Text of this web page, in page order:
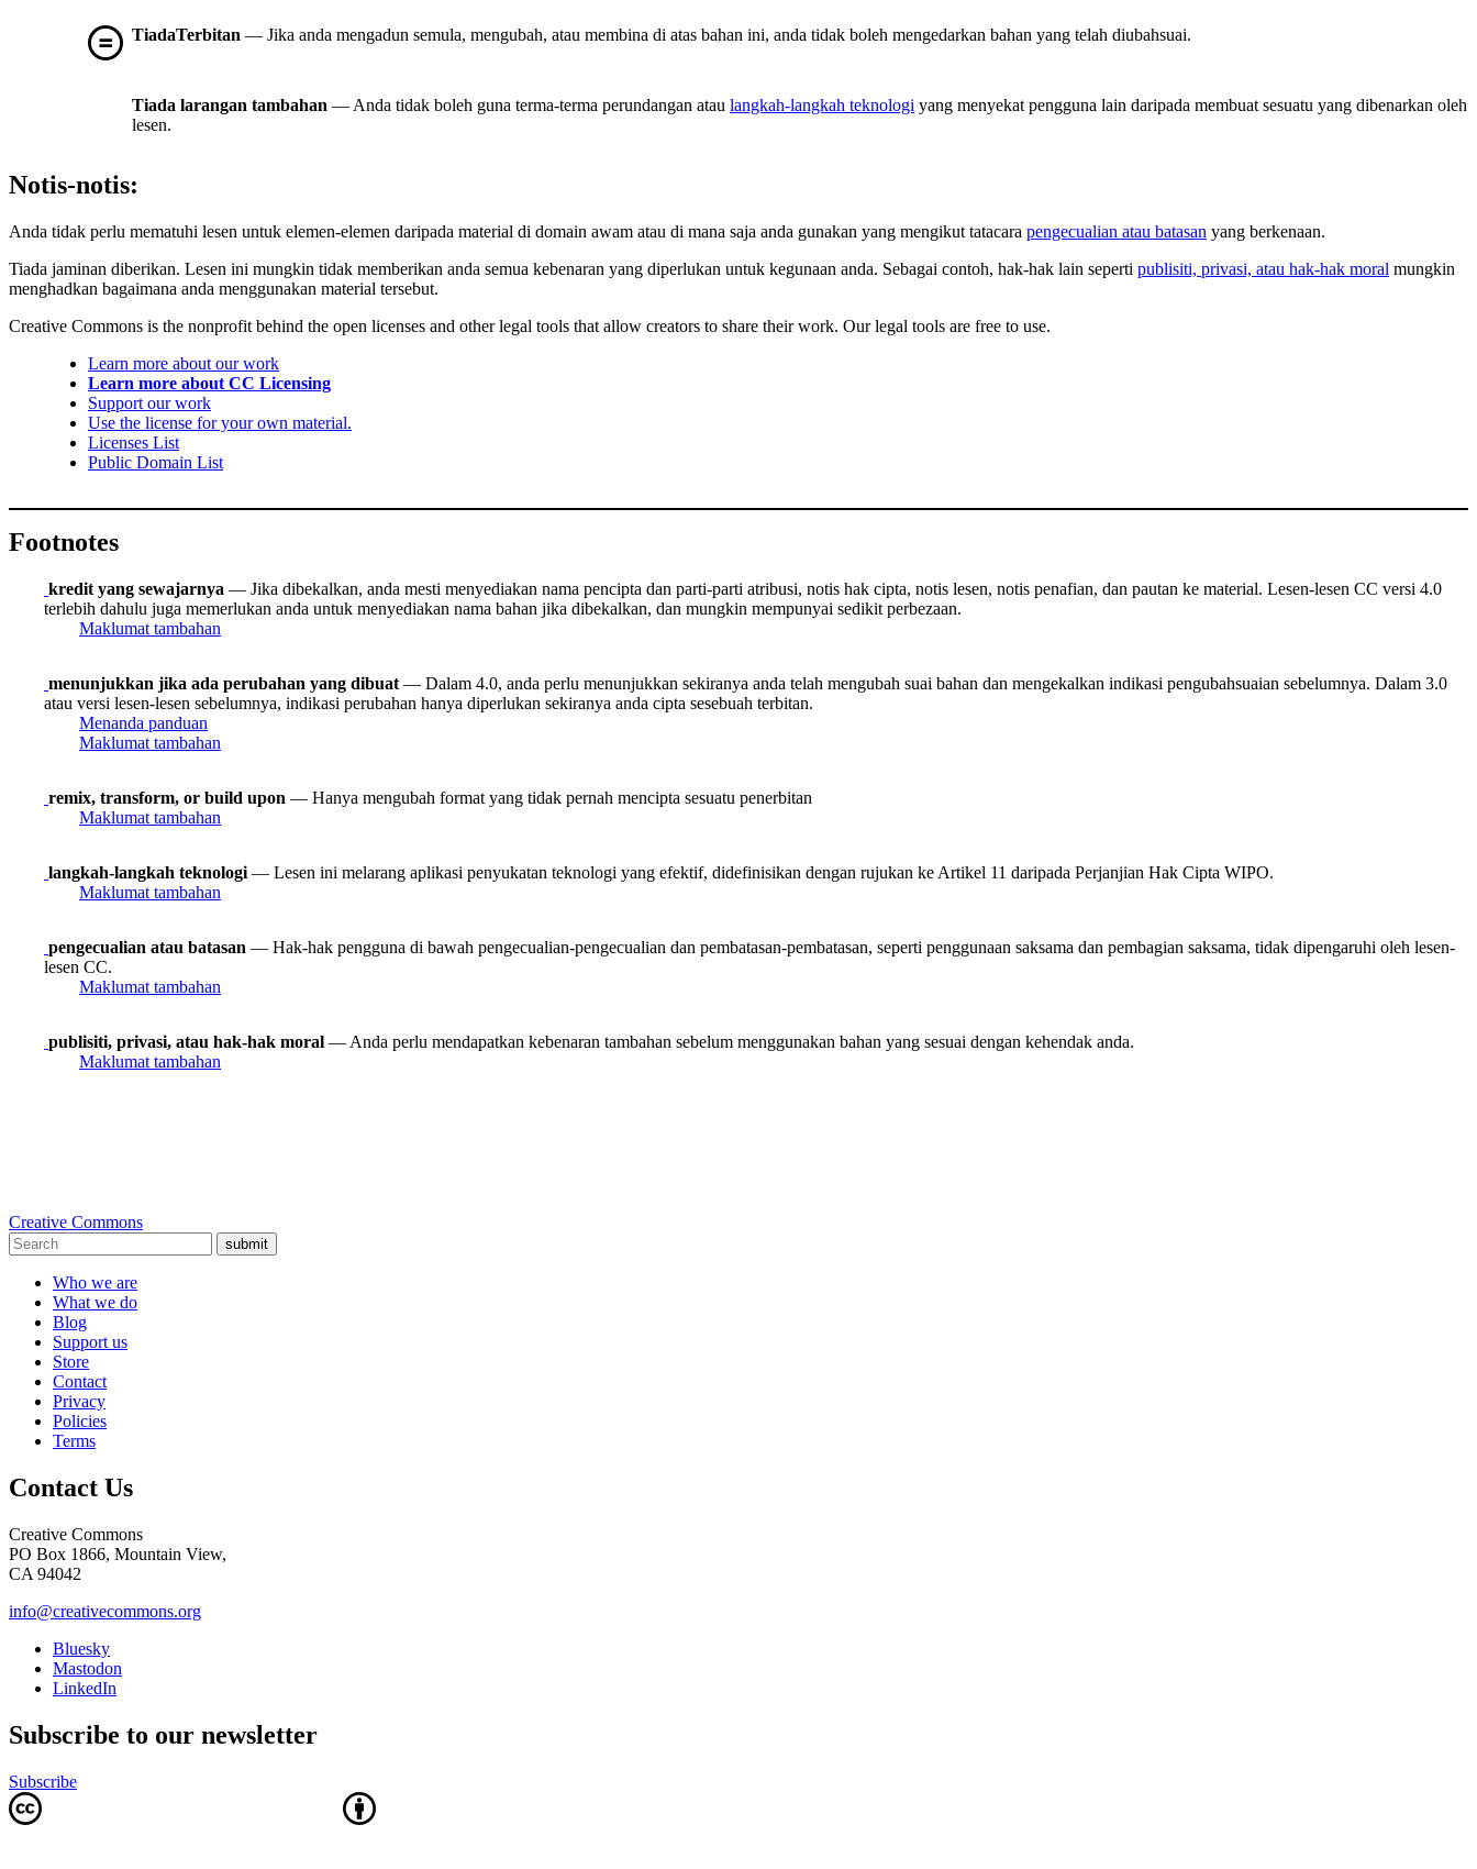
TiadaTerbitan — Jika anda mengadun semula, mengubah, atau membina di atas bahan ini, anda tidak boleh mengedarkan bahan yang telah diubahsuai.
Tiada larangan tambahan — Anda tidak boleh guna terma-terma perundangan atau langkah-langkah teknologi yang menyekat pengguna lain daripada membuat sesuatu yang dibenarkan oleh
lesen.
Notis-notis:
Anda tidak perlu mematuhi lesen untuk elemen-elemen daripada material di domain awam atau di mana saja anda gunakan yang mengikut tatacara pengecualian atau batasan yang berkenaan.
Tiada jaminan diberikan. Lesen ini mungkin tidak memberikan anda semua kebenaran yang diperlukan untuk kegunaan anda. Sebagai contoh, hak-hak lain seperti publisiti, privasi, atau hak-hak moral mungkin
menghadkan bagaimana anda menggunakan material tersebut.
Creative Commons is the nonprofit behind the open licenses and other legal tools that allow creators to share their work. Our legal tools are free to use.
Learn more about our work
Learn more about CC Licensing
Support our work
Use the license for your own material.
Licenses List
Public Domain List
Footnotes
kredit yang sewajarnya — Jika dibekalkan, anda mesti menyediakan nama pencipta dan parti-parti atribusi, notis hak cipta, notis lesen, notis penafian, dan pautan ke material. Lesen-lesen CC versi 4.0
terlebih dahulu juga memerlukan anda untuk menyediakan nama bahan jika dibekalkan, dan mungkin mempunyai sedikit perbezaan.
Maklumat tambahan
menunjukkan jika ada perubahan yang dibuat — Dalam 4.0, anda perlu menunjukkan sekiranya anda telah mengubah suai bahan dan mengekalkan indikasi pengubahsuaian sebelumnya. Dalam 3.0
atau versi lesen-lesen sebelumnya, indikasi perubahan hanya diperlukan sekiranya anda cipta sesebuah terbitan.
Menanda panduan
Maklumat tambahan
remix, transform, or build upon — Hanya mengubah format yang tidak pernah mencipta sesuatu penerbitan
Maklumat tambahan
langkah-langkah teknologi — Lesen ini melarang aplikasi penyukatan teknologi yang efektif, didefinisikan dengan rujukan ke Artikel 11 daripada Perjanjian Hak Cipta WIPO.
Maklumat tambahan
pengecualian atau batasan — Hak-hak pengguna di bawah pengecualian-pengecualian dan pembatasan-pembatasan, seperti penggunaan saksama dan pembagian saksama, tidak dipengaruhi oleh lesen-
lesen CC.
Maklumat tambahan
publisiti, privasi, atau hak-hak moral — Anda perlu mendapatkan kebenaran tambahan sebelum menggunakan bahan yang sesuai dengan kehendak anda.
Maklumat tambahan
Creative Commons
submit
Who we are
What we do
Blog
Support us
Store
Contact
Privacy
Policies
Terms
Contact Us
Creative Commons
PO Box 1866, Mountain View,
CA 94042
info@creativecommons.org
Bluesky
Mastodon
LinkedIn
Subscribe to our newsletter
Subscribe